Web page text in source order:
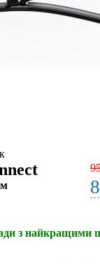
з найкращими